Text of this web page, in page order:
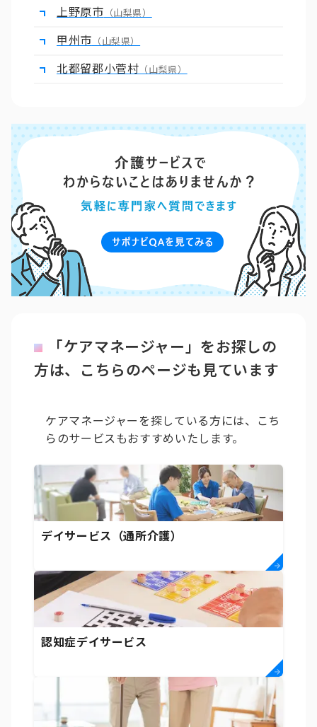
上野原市 （山梨県）
甲州市 （山梨県）
北都留郡小菅村 （山梨県）
「ケアマネージャー」をお探しの
方は、こちらのページも見ています
ケアマネージャーを探している方には、こち
らのサービスもおすすめいたします。
デイサービス（通所介護）
認知症デイサービス